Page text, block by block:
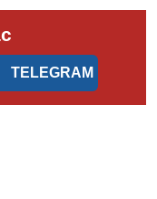
TELEGRAM